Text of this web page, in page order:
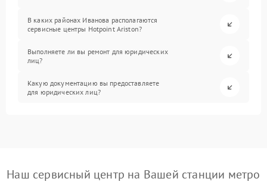
В каких районах Иванова располагаются
сервисные центры Hotpoint Ariston?
Выполняете ли вы ремонт для юридических
лиц?
Какую документацию вы предоставляете
для юридических лиц?
Наш сервисный центр на Вашей станции метро